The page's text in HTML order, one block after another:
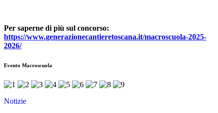
Per saperne di più sul concorso:
https://www.generazionecantieretoscana.it/macroscuola-2025-
2026/
Evento Macroscuola
Notizie